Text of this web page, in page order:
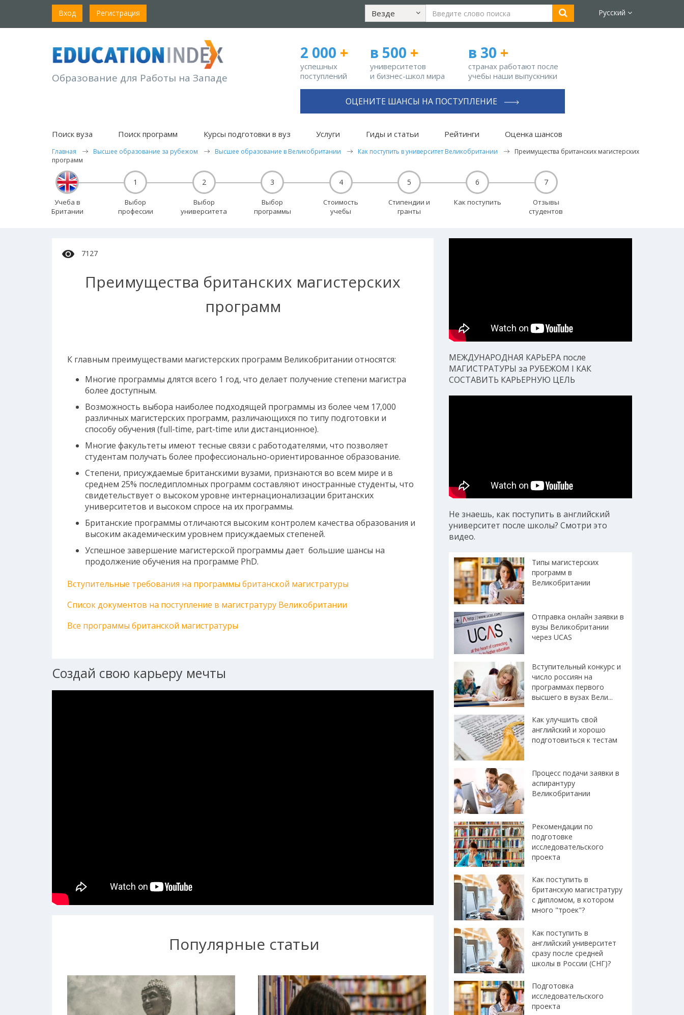
Вход Регистрация Везде Русский
Образование для Работы на Западе
2 000 +
успешных
поступлений
в 500 +
университетов
и бизнес-школ мира
в 30 +
странах работают после
учебы наши выпускники
ОЦЕНИТЕ ШАНСЫ НА ПОСТУПЛЕНИЕ
Поиск вуза Поиск программ Курсы подготовки в вуз Услуги Гиды и статьи Рейтинги Оценка шансов
Главная Высшее образование за рубежом Высшее образование в Великобритании Как поступить в университет Великобритании
Преимущества британских магистерских
программ
Учеба в
Британии
1
Выбор
профессии
2
Выбор
университета
3
Выбор
программы
4
Стоимость
учебы
5
Стипендии и
гранты
6
Как поступить
7
Отзывы
студентов
7127
Преимущества британских магистерских
программ
К главным преимуществами магистерских программ Великобритании относятся:
Многие программы длятся всего 1 год, что делает получение степени магистра
более доступным.
Возможность выбора наиболее подходящей программы из более чем 17,000
различных магистерских программ, различающихся по типу подготовки и
способу обучения (full-time, part-time или дистанционное).
Многие факультеты имеют тесные связи с работодателями, что позволяет
студентам получать более профессионально-ориентированное образование.
Степени, присуждаемые британскими вузами, признаются во всем мире и в
среднем 25% последипломных программ составляют иностранные студенты, что
свидетельствует о высоком уровне интернационализации британских
университетов и высоком спросе на их программы.
Британские программы отличаются высоким контролем качества образования и
высоким академическим уровнем присуждаемых степеней.
Успешное завершение магистерской программы дает большие шансы на
продолжение обучения на программе PhD.
Вступительные требования на программы британской магистратуры
Список документов на поступление в магистратуру Великобритании
Все программы британской магистратуры
Создай свою карьеру мечты
Популярные статьи
МЕЖДУНАРОДНАЯ КАРЬЕРА после
МАГИСТРАТУРЫ за РУБЕЖОМ I КАК
СОСТАВИТЬ КАРЬЕРНУЮ ЦЕЛЬ
Не знаешь, как поступить в английский
университет после школы? Смотри это
видео.
Типы магистерских
программ в
Великобритании
Отправка онлайн заявки в
вузы Великобритании
через UCAS
Вступительный конкурс и
число россиян на
программах первого
высшего в вузах Вели...
Как улучшить свой
английский и хорошо
подготовиться к тестам
Процесс подачи заявки в
аспирантуру
Великобритании
Рекомендации по
подготовке
исследовательского
проекта
Как поступить в
британскую магистратуру
с дипломом, в котором
много "троек"?
Как поступить в
английский университет
сразу после средней
школы в России (СНГ)?
Подготовка
исследовательского
проекта